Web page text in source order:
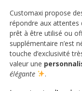
Customaxi propose
répondre aux attentes
prêt à être utilisé ou
supplémentaire n’est
touche d’exclusivité
valeur une
élégante
.